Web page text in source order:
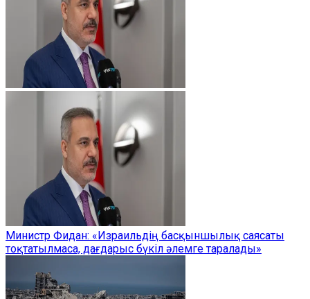
Министр Фидан: «Израильдің басқыншылық саясаты
тоқтатылмаса, дағдарыс бүкіл әлемге таралады»